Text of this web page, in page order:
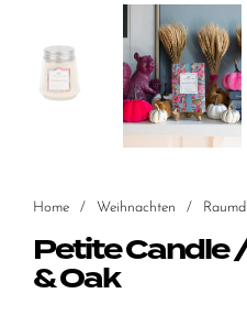
Home / Weihnachten /
Petite Candle
& Oak